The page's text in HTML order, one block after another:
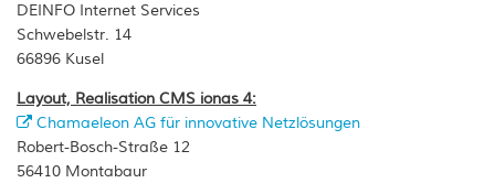
Wander- & Gästeführer*innen
DEINFO Internet Services
Schwebelstr. 14
66896 Kusel
Layout, Realisation CMS ionas 4:
Chamaeleon AG für innovative Netzlösungen
Robert-Bosch-Straße 12
56410 Montabaur